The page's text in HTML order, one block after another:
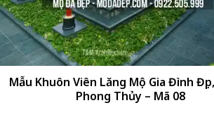
+
Mẫu Khuôn Viên Lăng Mộ Gia Đình
Phong Thủy – Mã 08